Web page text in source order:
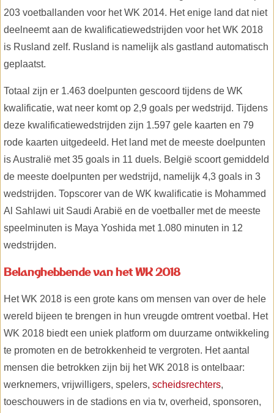
203 voetballanden voor het WK 2014. Het enige land dat niet
deelneemt aan de kwalificatiewedstrijden voor het WK 2018
is Rusland zelf. Rusland is namelijk als gastland automatisch
geplaatst.
Totaal zijn er 1.463 doelpunten gescoord tijdens de WK
kwalificatie, wat neer komt op 2,9 goals per wedstrijd. Tijdens
deze kwalificatiewedstrijden zijn 1.597 gele kaarten en 79
rode kaarten uitgedeeld. Het land met de meeste doelpunten
is Australië met 35 goals in 11 duels. België scoort gemiddeld
de meeste doelpunten per wedstrijd, namelijk 4,3 goals in 3
wedstrijden. Topscorer van de WK kwalificatie is Mohammed
Al Sahlawi uit Saudi Arabië en de voetballer met de meeste
speelminuten is Maya Yoshida met 1.080 minuten in 12
wedstrijden.
Belanghebbende van het WK 2018
Het WK 2018 is een grote kans om mensen van over de hele
wereld bijeen te brengen in hun vreugde omtrent voetbal. Het
WK 2018 biedt een uniek platform om duurzame ontwikkeling
te promoten en de betrokkenheid te vergroten. Het aantal
mensen die betrokken zijn bij het WK 2018 is ontelbaar:
werknemers, vrijwilligers, spelers, scheidsrechters,
toeschouwers in de stadions en via tv, overheid, sponsoren,